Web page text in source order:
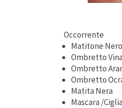
Occorrente
Matitone
Ombretto
Ombretto
Ombretto
Matita Nera
Mascara /